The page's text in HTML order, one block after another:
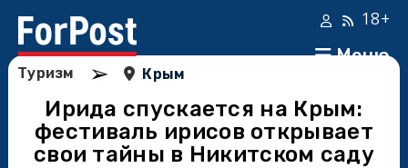
Меню
18+
Туризм ➢ Крым
Ирида спускается на Крым:
фестиваль ирисов открывает
свои тайны в Никитском саду